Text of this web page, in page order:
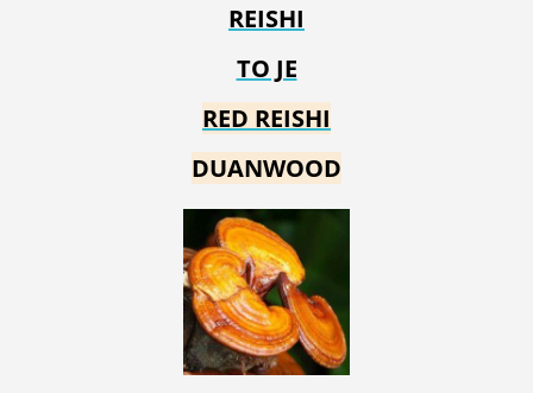
REISHI
TO JE
RED REISHI
DUANWOOD